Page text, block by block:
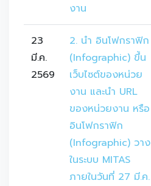
งาน
23
มี.ค.
2569
2. นำ อินโฟกราฟิก
(Infographic) ขึ้น
เว็บไซต์ของหน่วย
งาน และนำ URL
ของหน่วยงาน หรือ
อินโฟกราฟิก
(Infographic) วาง
ในระบบ MITAS
ภายในวันที่ 27 มี.ค.